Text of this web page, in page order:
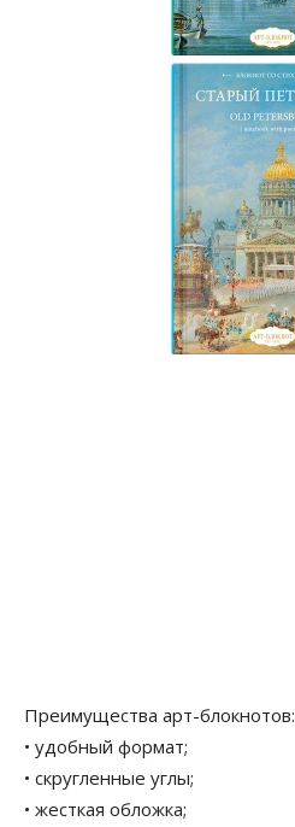
Преимущества арт-блокнотов:
• удобный формат;
• скругленные углы;
• жесткая обложка;